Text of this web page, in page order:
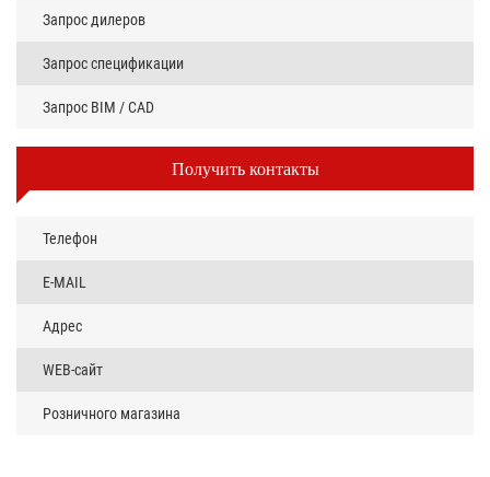
Запрос дилеров
Запрос спецификации
Запрос BIM / CAD
Получить контакты
Телефон
E-MAIL
Адрес
WEB-сайт
Розничного магазина